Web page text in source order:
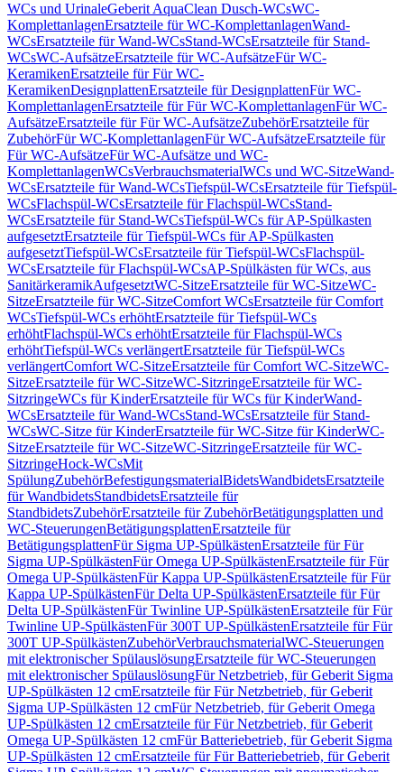
WCs und UrinaleGeberit AquaClean Dusch-WCsWC-
KomplettanlagenErsatzteile für WC-KomplettanlagenWand-
WCsErsatzteile für Wand-WCsStand-WCsErsatzteile für Stand-
WCsWC-AufsätzeErsatzteile für WC-AufsätzeFür WC-
KeramikenErsatzteile für Für WC-
KeramikenDesignplattenErsatzteile für DesignplattenFür WC-
KomplettanlagenErsatzteile für Für WC-KomplettanlagenFür WC-
AufsätzeErsatzteile für Für WC-AufsätzeZubehörErsatzteile für
ZubehörFür WC-KomplettanlagenFür WC-AufsätzeErsatzteile für
Für WC-AufsätzeFür WC-Aufsätze und WC-
KomplettanlagenWCsVerbrauchsmaterialWCs und WC-SitzeWand-
WCsErsatzteile für Wand-WCsTiefspül-WCsErsatzteile für Tiefspül-
WCsFlachspül-WCsErsatzteile für Flachspül-WCsStand-
WCsErsatzteile für Stand-WCsTiefspül-WCs für AP-Spülkasten
aufgesetztErsatzteile für Tiefspül-WCs für AP-Spülkasten
aufgesetztTiefspül-WCsErsatzteile für Tiefspül-WCsFlachspül-
WCsErsatzteile für Flachspül-WCsAP-Spülkästen für WCs, aus
SanitärkeramikAufgesetztWC-SitzeErsatzteile für WC-SitzeWC-
SitzeErsatzteile für WC-SitzeComfort WCsErsatzteile für Comfort
WCsTiefspül-WCs erhöhtErsatzteile für Tiefspül-WCs
erhöhtFlachspül-WCs erhöhtErsatzteile für Flachspül-WCs
erhöhtTiefspül-WCs verlängertErsatzteile für Tiefspül-WCs
verlängertComfort WC-SitzeErsatzteile für Comfort WC-SitzeWC-
SitzeErsatzteile für WC-SitzeWC-SitzringeErsatzteile für WC-
SitzringeWCs für KinderErsatzteile für WCs für KinderWand-
WCsErsatzteile für Wand-WCsStand-WCsErsatzteile für Stand-
WCsWC-Sitze für KinderErsatzteile für WC-Sitze für KinderWC-
SitzeErsatzteile für WC-SitzeWC-SitzringeErsatzteile für WC-
SitzringeHock-WCsMit
SpülungZubehörBefestigungsmaterialBidetsWandbidetsErsatzteile
für WandbidetsStandbidetsErsatzteile für
StandbidetsZubehörErsatzteile für ZubehörBetätigungsplatten und
WC-SteuerungenBetätigungsplattenErsatzteile für
BetätigungsplattenFür Sigma UP-SpülkästenErsatzteile für Für
Sigma UP-SpülkästenFür Omega UP-SpülkästenErsatzteile für Für
Omega UP-SpülkästenFür Kappa UP-SpülkästenErsatzteile für Für
Kappa UP-SpülkästenFür Delta UP-SpülkästenErsatzteile für Für
Delta UP-SpülkästenFür Twinline UP-SpülkästenErsatzteile für Für
Twinline UP-SpülkästenFür 300T UP-SpülkästenErsatzteile für Für
300T UP-SpülkästenZubehörVerbrauchsmaterialWC-Steuerungen
mit elektronischer SpülauslösungErsatzteile für WC-Steuerungen
mit elektronischer SpülauslösungFür Netzbetrieb, für Geberit Sigma
UP-Spülkästen 12 cmErsatzteile für Für Netzbetrieb, für Geberit
Sigma UP-Spülkästen 12 cmFür Netzbetrieb, für Geberit Omega
UP-Spülkästen 12 cmErsatzteile für Für Netzbetrieb, für Geberit
Omega UP-Spülkästen 12 cmFür Batteriebetrieb, für Geberit Sigma
UP-Spülkästen 12 cmErsatzteile für Für Batteriebetrieb, für Geberit